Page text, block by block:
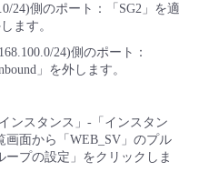
24)側のポート：「SG2」を適
ます。
24)側のポート：
」を外します。
ンスタンス」-「インスタン
画面から「WEB_SV」のプル
プの設定」をクリックしま